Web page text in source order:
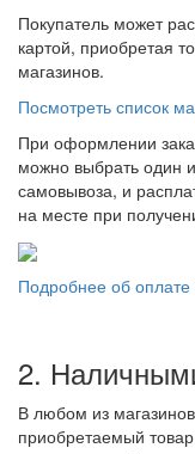
Покупатель может
картой, приобретая
магазинов.
Посмотреть список
При оформлении
можно выбрать один
самовывоза, и
на месте при
Подробнее об оплате
2.
В любом из
приобретаемый